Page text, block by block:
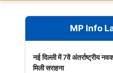
MP Info
नई दिल्ली में 7वें अंतर्राष्ट्रीय
मिली सराहना